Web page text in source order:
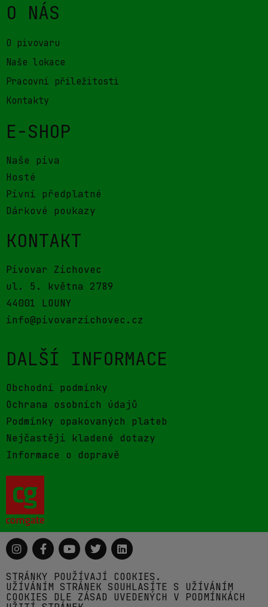
O NÁS
O pivovaru
Naše lokace
Pracovní příležitosti
Kontakty
E-SHOP
Naše piva
Hosté
Pivní předplatné
Dárkové poukazy
KONTAKT
Pivovar Zichovec
ul. 5. května 2789
44001 LOUNY
info@pivovarzichovec.cz
DALŠÍ INFORMACE
Obchodní podmínky
Ochrana osobních údajů
Podmínky opakovaných plateb
Nejčastěji kladené dotazy
Informace o dopravě
STRÁNKY POUŽÍVAJÍ COOKIES.
UŽÍVÁNÍM STRÁNEK SOUHLASÍTE S UŽÍVÁNÍM
COOKIES DLE ZÁSAD UVEDENÝCH V PODMÍNKÁCH